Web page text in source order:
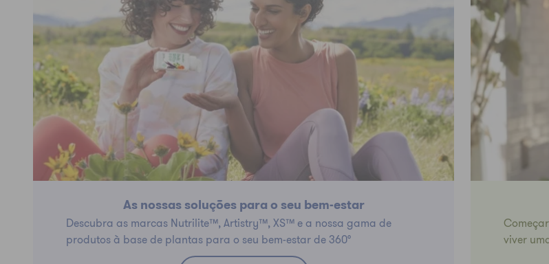
As nossas soluções para o seu bem-estar
Descubra as marcas Nutrilite™, Artistry™, XS™ e a nossa gama de
produtos à base de plantas para o seu bem-estar de 360°
viver